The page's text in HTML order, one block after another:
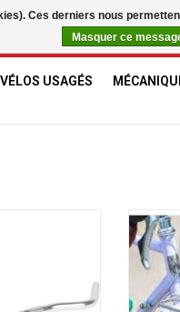
VÉLOS USAGÉS
Velo
Ces derniers nous
Masquer ce